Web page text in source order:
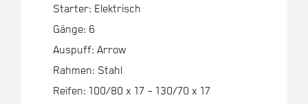
Starter: Elektrisch
Gänge: 6
Auspuff: Arrow
Rahmen: Stahl
Reifen: 100/80 x 17 – 130/70 x 17